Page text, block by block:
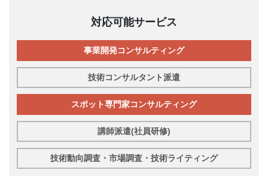
対応可能サービス
事業開発コンサルティング
技術コンサルタント派遣
スポット専門家コンサルティング
講師派遣(社員研修)
技術動向調査・市場調査・技術ライティング